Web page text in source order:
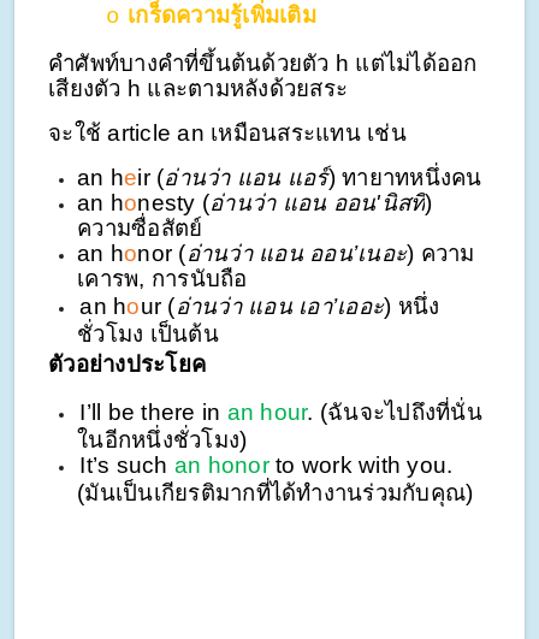
o เกร็ดความรู้เพิ่มเติม
คำศัพท์บางคำที่ขึ้นต้นด้วยตัว h แต่ไม่ได้ออก
เสียงตัว h และตามหลังด้วยสระ
จะใช้ article an เหมือนสระแทน เช่น
an heir (อ่านว่า แอน แอร์) ทายาทหนึ่งคน
an honesty (อ่านว่า แอน ออน'นิสที)
ความซื่อสัตย์
an honor (อ่านว่า แอน ออน’เนอะ) ความ
เคารพ, การนับถือ
an hour (อ่านว่า แอน เอา’เออะ) หนึ่ง
ชั่วโมง เป็นต้น
ตัวอย่างประโยค
I’ll be there in an hour. (ฉันจะไปถึงที่นั่น
ในอีกหนึ่งชั่วโมง)
It’s such an honor to work with you.
(มันเป็นเกียรติมากที่ได้ทำงานร่วมกับคุณ)